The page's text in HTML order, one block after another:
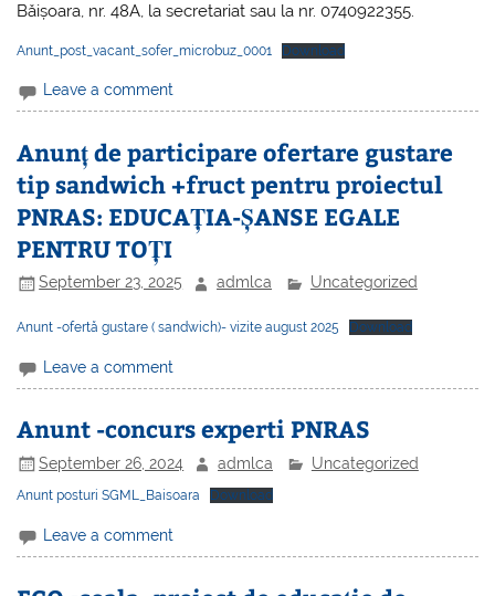
Băișoara, nr. 48A, la secretariat sau la nr. 0740922355.
Anunt_post_vacant_sofer_microbuz_0001 Download
Leave a comment
Anunț de participare ofertare gustare
tip sandwich +fruct pentru proiectul
PNRAS: EDUCAȚIA-ȘANSE EGALE
PENTRU TOȚI
September 23, 2025 admlca Uncategorized
Anunt -ofertă gustare ( sandwich)- vizite august 2025 Download
Leave a comment
Anunt -concurs experti PNRAS
September 26, 2024 admlca Uncategorized
Anunt posturi SGML_Baisoara Download
Leave a comment